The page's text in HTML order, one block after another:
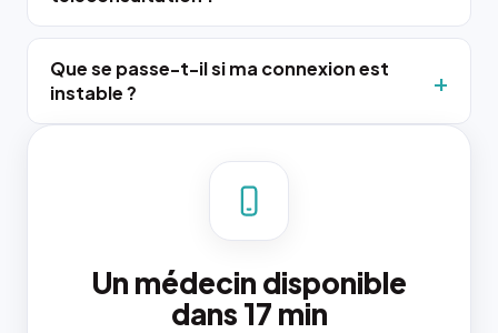
Que se passe-t-il si ma connexion est
instable ?
Un médecin disponible
dans 17 min